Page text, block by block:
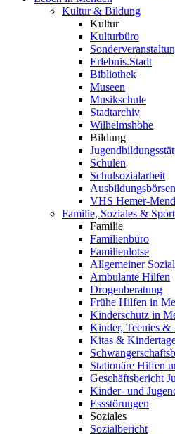
Kultur & Bildung
Kultur
Kulturbüro
Erlebnis.Stadt
Bibliothek
Museen
Musikschule
Stadtarchiv
Wilhelmshöhe
Bildung
Schulen
Schulsozialarbeit
VHS Hemer-
Familie, Soziales & Sport
Familie
Familienbüro
Familienlotse
Allgemeiner
Ambulante Hilfen
Drogenberatung
Frühe Hilfen in
Kinderschutz in
Kinder, Teenies &
Kitas &
Stationäre Hilfen
Geschäftsbericht
Kinder- und
Essstörungen
Soziales
Sozialbericht